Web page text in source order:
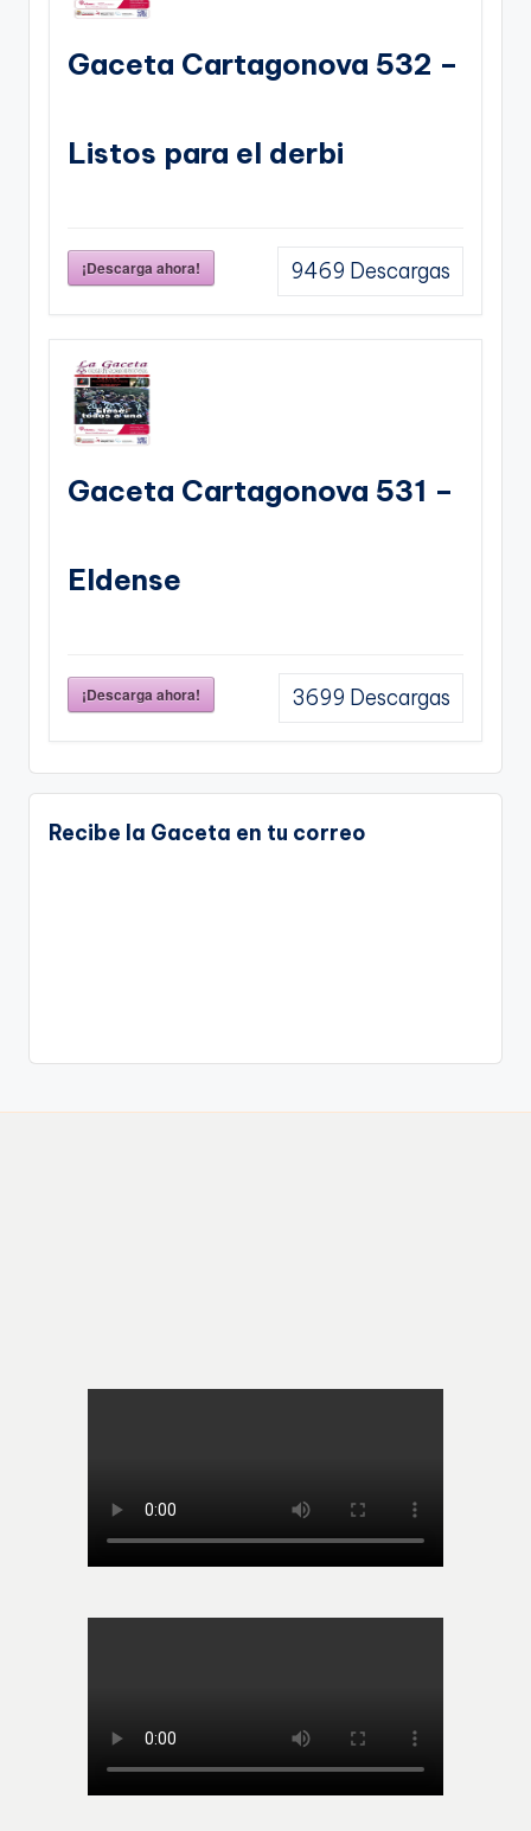
Gaceta Cartagonova 532 –
Listos para el derbi
¡Descarga ahora! 9469 Descargas
Gaceta Cartagonova 531 –
Eldense
¡Descarga ahora! 3699 Descargas
Recibe la Gaceta en tu correo